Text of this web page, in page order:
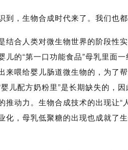
，生物合成时代来了。我们也都
结合人类对微生物世界的阶段性
的“第一口功能食品”母乳里面
来喂给婴儿肠道微生物的，为了
儿配方奶粉里”是长期缺失的，
动力。生物合成技术的出现让“
化，母乳低聚糖的出现也成就了